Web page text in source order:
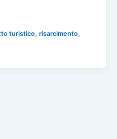
e l
turistico,risarcimento,